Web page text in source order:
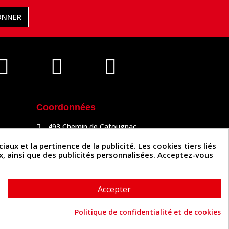
Coordonnées
493 Chemin de Catougnac
05 63 34 51 88
contact@cuirenstock.com
et la pertinence de la publicité. Les cookies tiers liés
que des publicités personnalisées. Acceptez-vous
Accepter
Politique de confidentialité et de cookies